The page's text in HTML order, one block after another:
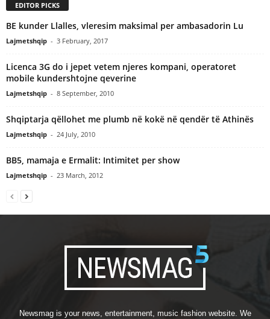
EDITOR PICKS
BE kunder Llalles, vleresim maksimal per ambasadorin Lu
Lajmetshqip - 3 February, 2017
Licenca 3G do i jepet vetem njeres kompani, operatoret
mobile kundershtojne qeverine
Lajmetshqip - 8 September, 2010
Shqiptarja qëllohet me plumb në kokë në qendër të Athinës
Lajmetshqip - 24 July, 2010
BB5, mamaja e Ermalit: Intimitet per show
Lajmetshqip - 23 March, 2012
Newsmag is your news, entertainment, music fashion website. We